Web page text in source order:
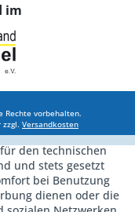
im
Rechte vorbehalten.
Versandkosten
den technischen
und stets gesetzt
bei Benutzung
dienen oder die